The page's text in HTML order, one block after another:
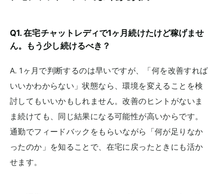
Q1. 在宅チャットレディで1ヶ月続けたけど稼げませ
ん。もう少し続けるべき？
A. 1ヶ月で判断するのは早いですが、「何を改善すれば
いいかわからない」状態なら、環境を変えることを検
討してもいいかもしれません。改善のヒントがないま
ま続けても、同じ結果になる可能性が高いからです。
通勤でフィードバックをもらいながら「何が足りなか
ったのか」を知ることで、在宅に戻ったときにも活か
せます。